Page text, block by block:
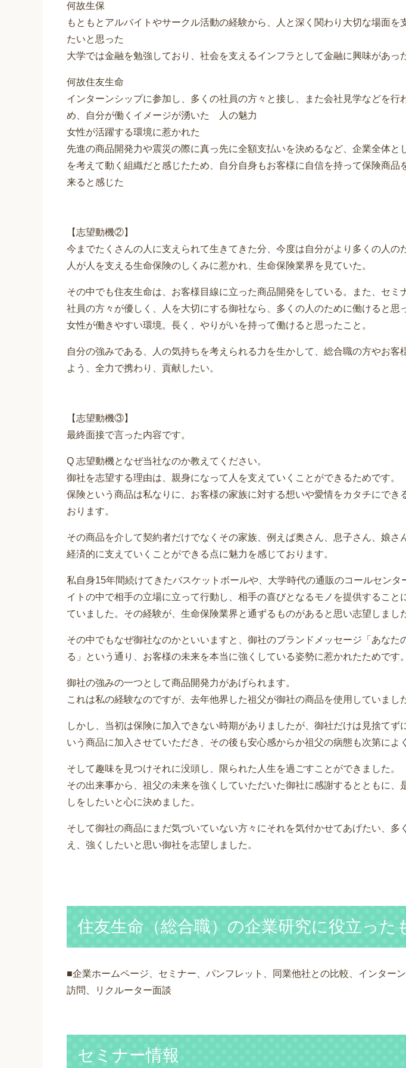
何故生保
もともとアルバイトやサークル活動の経験から、人と深く関わり大切な場面を
たいと思った
大学では金融を勉強しており、社会を支えるインフラとして金融に興味があっ
何故住友生命
インターンシップに参加し、多くの社員の方々と接し、また会社見学などを行
め、自分が働くイメージが湧いた 人の魅力
女性が活躍する環境に惹かれた
先進の商品開発力や震災の際に真っ先に全額支払いを決めるなど、企業全体と
を考えて動く組織だと感じたため、自分自身もお客様に自信を持って保険商品
来ると感じた
【志望動機②】
今までたくさんの人に支えられて生きてきた分、今度は自分がより多くの人の
人が人を支える生命保険のしくみに惹かれ、生命保険業界を見ていた。
その中でも住友生命は、お客様目線に立った商品開発をしている。また、セミ
社員の方々が優しく、人を大切にする御社なら、多くの人のために働けると思
女性が働きやすい環境。長く、やりがいを持って働けると思ったこと。
自分の強みである、人の気持ちを考えられる力を生かして、総合職の方やお客
よう、全力で携わり、貢献したい。
【志望動機③】
最終面接で言った内容です。
Q 志望動機となぜ当社なのか教えてください。
御社を志望する理由は、親身になって人を支えていくことができるためです。
保険という商品は私なりに、お客様の家族に対する想いや愛情をカタチにでき
おります。
その商品を介して契約者だけでなくその家族、例えば奥さん、息子さん、娘さ
経済的に支えていくことができる点に魅力を感じております。
私自身15年間続けてきたバスケットボールや、大学時代の通販のコールセンタ
イトの中で相手の立場に立って行動し、相手の喜びとなるモノを提供すること
ていました。その経験が、生命保険業界と通ずるものがあると思い志望しまし
その中でもなぜ御社なのかといいますと、御社のブランドメッセージ「あなた
る」という通り、お客様の未来を本当に強くしている姿勢に惹かれたためです。
御社の強みの一つとして商品開発力があげられます。
これは私の経験なのですが、去年他界した祖父が御社の商品を使用していまし
しかし、当初は保険に加入できない時期がありましたが、御社だけは見捨てず
いう商品に加入させていただき、その後も安心感からか祖父の病態も次第によ
そして趣味を見つけそれに没頭し、限られた人生を過ごすことができました。
その出来事から、祖父の未来を強くしていただいた御社に感謝するとともに、
しをしたいと心に決めました。
そして御社の商品にまだ気づいていない方々にそれを気付かせてあげたい、多
え、強くしたいと思い御社を志望しました。
住友生命（総合職）の企業研究に役立った
■企業ホームページ、セミナー、パンフレット、同業他社との比較、インター
訪問、リクルーター面談
セミナー情報